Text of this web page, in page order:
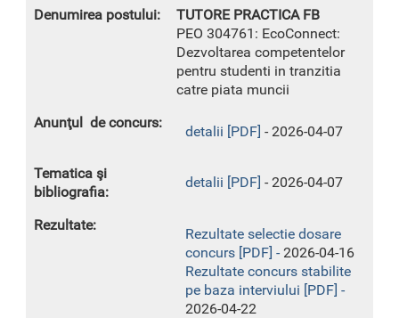
TUTORE PRACTICA FB
PEO 304761: EcoConnect:
Dezvoltarea competentelor
pentru studenti in tranzitia
catre piata muncii
detalii [PDF] - 2026-04-07
detalii [PDF] - 2026-04-07
Rezultate selectie dosare
concurs [PDF] - 2026-04-16
Rezultate concurs stabilite
pe baza interviului [PDF] -
2026-04-22